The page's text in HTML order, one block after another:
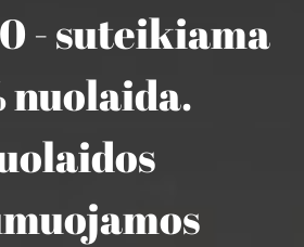
- suteikiama
nuolaida.